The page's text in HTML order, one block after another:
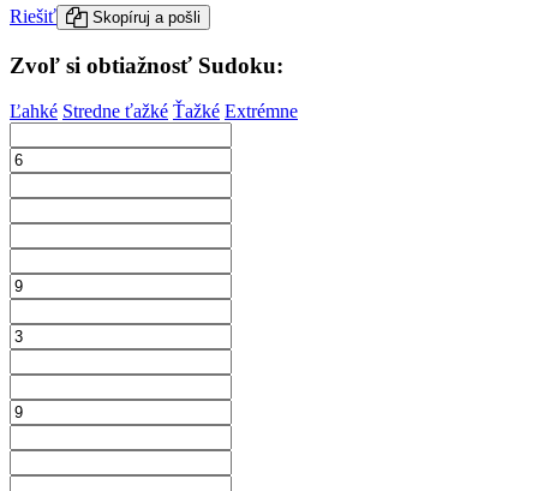
Riešiť Skopíruj a pošli
Zvoľ si obtiažnosť Sudoku:
Ľahké Stredne ťažké Ťažké Extrémne